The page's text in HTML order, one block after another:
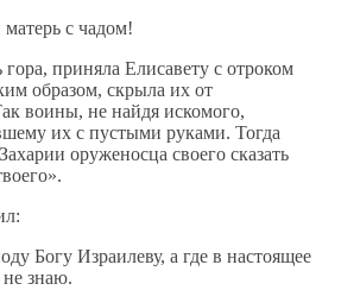
с чадом!
гора, приняла Елисавету с отроком
образом, скрыла их от
воины, не найдя искомого,
их с пустыми руками. Тогда
оруженосца своего сказать
Богу Израилеву, а где в настоящее
знаю.